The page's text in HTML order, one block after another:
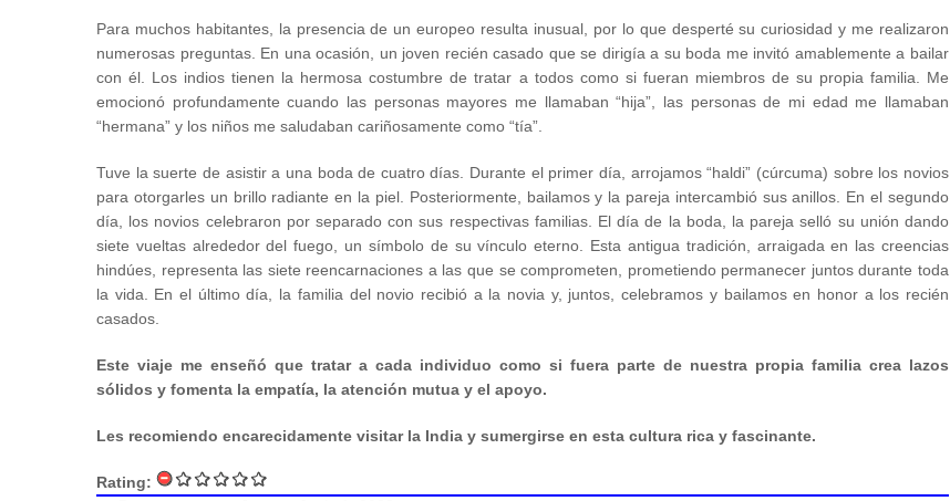
Para muchos habitantes, la presencia de un europeo resulta inusual, por lo que desperté su curiosidad y me realizaron
numerosas preguntas. En una ocasión, un joven recién casado que se dirigía a su boda me invitó amablemente a bailar
con él. Los indios tienen la hermosa costumbre de tratar a todos como si fueran miembros de su propia familia. Me
emocionó profundamente cuando las personas mayores me llamaban “hija”, las personas de mi edad me llamaban
“hermana” y los niños me saludaban cariñosamente como “tía”.
Tuve la suerte de asistir a una boda de cuatro días. Durante el primer día, arrojamos “haldi” (cúrcuma) sobre los novios
para otorgarles un brillo radiante en la piel. Posteriormente, bailamos y la pareja intercambió sus anillos. En el segundo
día, los novios celebraron por separado con sus respectivas familias. El día de la boda, la pareja selló su unión dando
siete vueltas alrededor del fuego, un símbolo de su vínculo eterno. Esta antigua tradición, arraigada en las creencias
hindúes, representa las siete reencarnaciones a las que se comprometen, prometiendo permanecer juntos durante toda
la vida. En el último día, la familia del novio recibió a la novia y, juntos, celebramos y bailamos en honor a los recién
casados.
Este viaje me enseñó que tratar a cada individuo como si fuera parte de nuestra propia familia crea lazos
sólidos y fomenta la empatía, la atención mutua y el apoyo.
Les recomiendo encarecidamente visitar la India y sumergirse en esta cultura rica y fascinante.
Rating: